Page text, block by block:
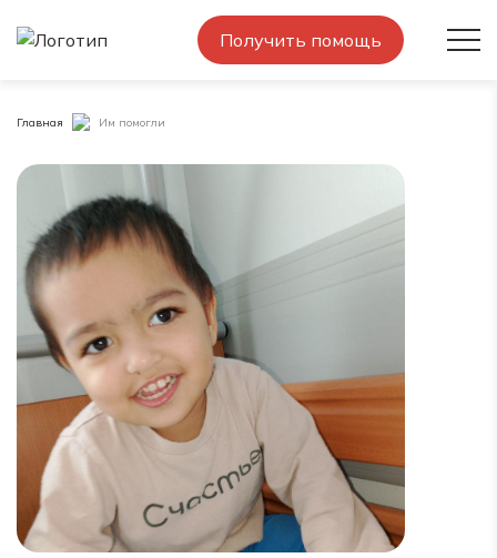
Получить помощь
Главная Им помогли